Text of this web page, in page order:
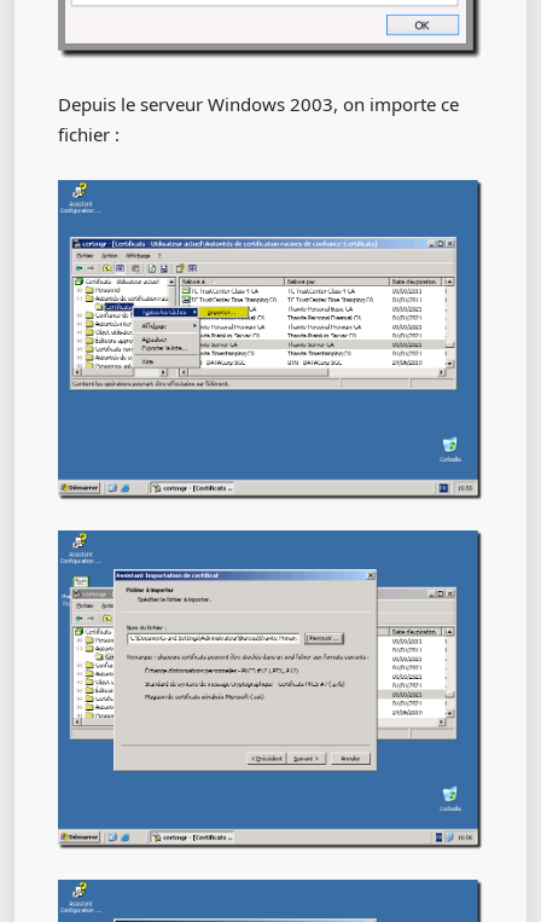
Depuis le serveur Windows 2003, on importe ce
fichier :